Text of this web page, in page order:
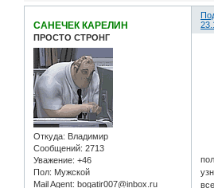
САНЕЧЕК КАРЕЛИН
ПРОСТО СТРОНГ
Откуда: Владимир
Сообщений: 2713
Уважение: +46
Пол: Мужской
Mail Agent: bogatir007@inbox.ru